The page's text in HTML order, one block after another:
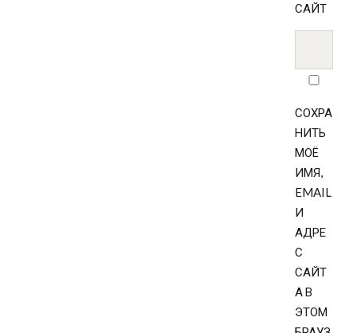
САЙТ
СОХРА
НИТЬ
МОЁ
ИМЯ,
EMAIL
И
АДРЕ
С
САЙТ
А В
ЭТОМ